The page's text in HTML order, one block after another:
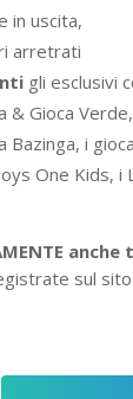
in uscita,
arretrati
gli esclusivi
& Gioca
Bazinga, i
One Kids, i
anche
sul sito